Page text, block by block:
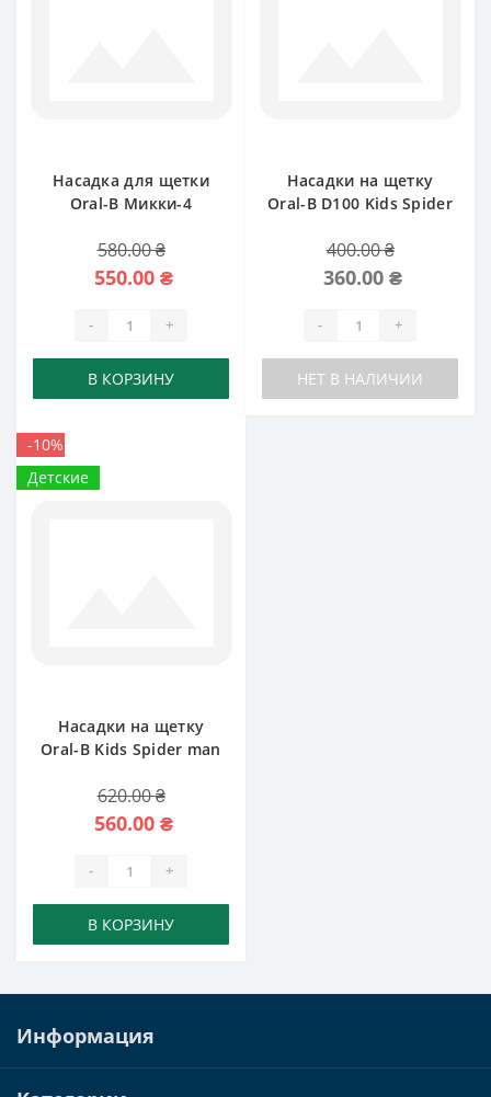
Насадка для щетки
Oral-B Микки-4
580.00 ₴
550.00 ₴
- +
В КОРЗИНУ
Насадки на щетку
Oral-B D100 Kids Spider
400.00 ₴
360.00 ₴
- +
НЕТ В НАЛИЧИИ
-10%
Детские
Насадки на щетку
Oral-B Kids Spider man
620.00 ₴
560.00 ₴
- +
В КОРЗИНУ
Информация